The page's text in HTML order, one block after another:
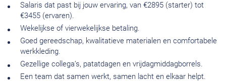
Salaris dat past bij jouw ervaring, van €2895 (starter) tot
€3455 (ervaren).
Wekelijkse of vierwekelijkse betaling.
Goed gereedschap, kwalitatieve materialen en comfortabele
werkkleding.
Gezellige collega’s, patatdagen en vrijdagmiddagborrels.
Een team dat samen werkt, samen lacht en elkaar helpt.